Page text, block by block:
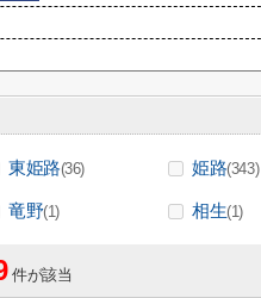
東姫路(36) 姫路(343)
竜野(1) 相生(1)
件が該当